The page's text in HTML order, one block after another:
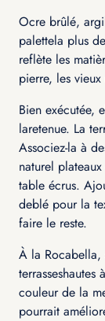
Ocre brûlé,
palettela plus
reflète les
pierre, les
Bien exécutée,
laretenue. La
Associez-la à
naturel
table écrus.
deblé pour la
faire le reste.
À la Rocabella,
couleur de la
pourrait